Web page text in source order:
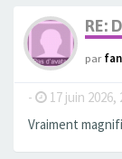
RE:
par
- 17 juin 2026,
Vraiment